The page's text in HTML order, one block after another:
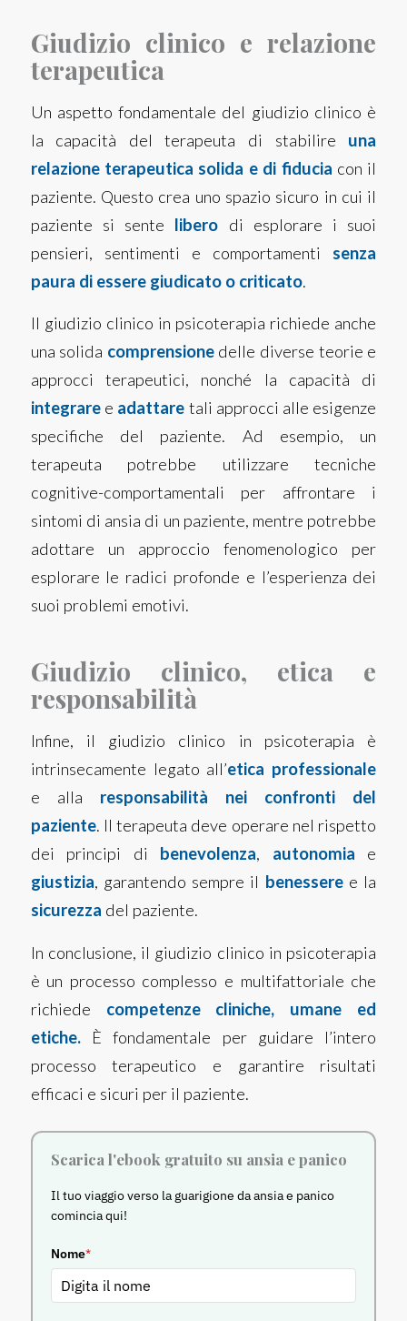
Giudizio clinico e relazione
terapeutica
Un aspetto fondamentale del giudizio clinico è
la capacità del terapeuta di stabilire una
relazione terapeutica solida e di fiducia con il
paziente. Questo crea uno spazio sicuro in cui il
paziente si sente libero di esplorare i suoi
pensieri, sentimenti e comportamenti senza
paura di essere giudicato o criticato.
Il giudizio clinico in psicoterapia richiede anche
una solida comprensionedelle diverse teorie e
approcci terapeutici, nonché la capacità di
integraree adattare tali approcci alle esigenze
specifiche del paziente. Ad esempio, un
terapeuta potrebbe utilizzare tecniche
cognitive-comportamentali per affrontare i
sintomi di ansia di un paziente, mentre potrebbe
adottare un approccio fenomenologico per
esplorare le radici profonde e l’esperienza dei
suoi problemi emotivi.
Giudizio clinico, etica e
responsabilità
Infine, il giudizio clinico in psicoterapia è
intrinsecamente legato all’etica professionale
e alla responsabilità nei confronti del
paziente. Il terapeuta deve operare nel rispetto
dei principi di benevolenza, autonomia e
giustizia, garantendo sempre il benesseree la
sicurezza del paziente.
In conclusione, il giudizio clinico in psicoterapia
è un processo complesso e multifattoriale che
richiede competenze cliniche, umane ed
etiche.È fondamentale per guidare l’intero
processo terapeutico e garantire risultati
efficaci e sicuri per il paziente.
Scarica l'ebook gratuito su ansia e panico
Il tuo viaggio verso la guarigione da ansia e panico
comincia qui!
Nome*